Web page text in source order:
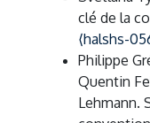
clé de la
⟨halshs-
Philippe
Quentin
Lehmann.